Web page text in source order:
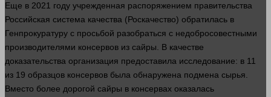
Еще в 2021 году учрежденная распоряжением правительства
Российская система качества (Роскачество) обратилась в
Генпрокуратуру с просьбой разобраться с недобросовестными
производителями консервов из сайры. В качестве
доказательства организация предоставила исследование: в 11
из 19 образцов консервов была обнаружена подмена сырья.
Вместо более дорогой сайры в консервах оказалась